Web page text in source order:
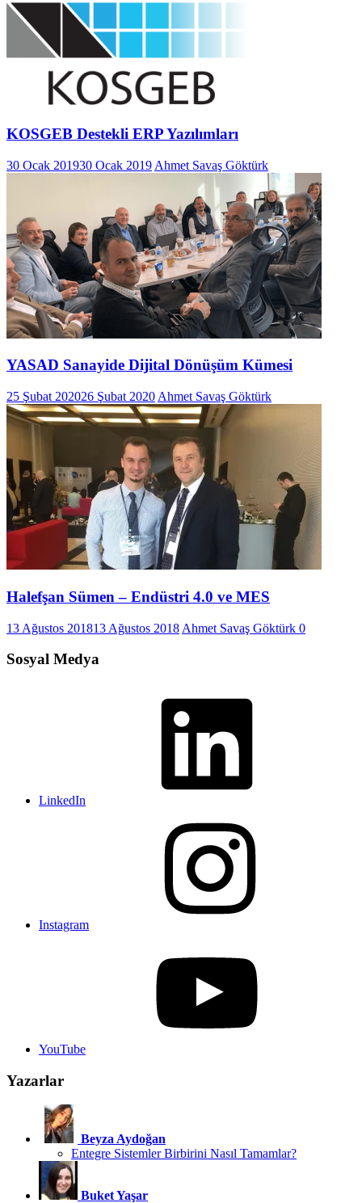
KOSGEB Destekli ERP Yazılımları
30 Ocak 201930 Ocak 2019 Ahmet Savaş Göktürk
YASAD Sanayide Dijital Dönüşüm Kümesi
25 Şubat 202026 Şubat 2020 Ahmet Savaş Göktürk
Halefşan Sümen – Endüstri 4.0 ve MES
13 Ağustos 201813 Ağustos 2018 Ahmet Savaş Göktürk 0
Sosyal Medya
LinkedIn
Instagram
YouTube
Yazarlar
Beyza Aydoğan
Entegre Sistemler Birbirini Nasıl Tamamlar?
Buket Yaşar